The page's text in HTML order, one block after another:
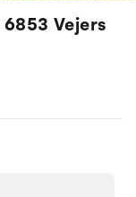
Vejers